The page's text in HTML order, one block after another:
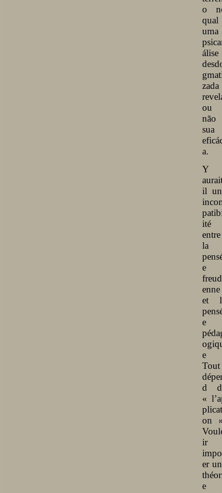
o
qual
uma
álise
zada
ou
não
sua
a.
Y
il
ité
entre
la
e
enne
et
e
e
Tout
d
«
on
ir
er
e